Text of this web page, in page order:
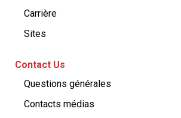
Carrière
Sites
Contact Us
Questions générales
Contacts médias